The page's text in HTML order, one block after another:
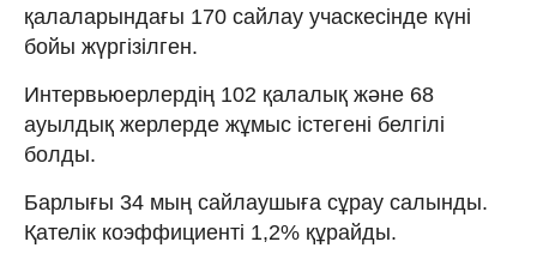
қалаларындағы 170 сайлау учаскесінде күні
бойы жүргізілген.
Интервьюерлердің 102 қалалық және 68
ауылдық жерлерде жұмыс істегені белгілі
болды.
Барлығы 34 мың сайлаушыға сұрау салынды.
Қателік коэффициенті 1,2% құрайды.